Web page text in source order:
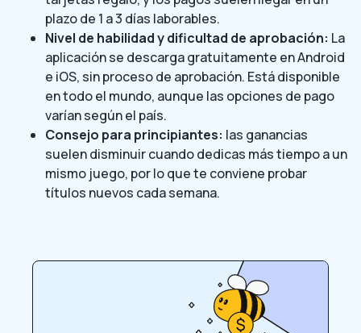
plazo de 1 a 3 días laborables.
Nivel de habilidad y dificultad de aprobación: La
aplicación se descarga gratuitamente en Android
e iOS, sin proceso de aprobación. Está disponible
en todo el mundo, aunque las opciones de pago
varían según el país.
Consejo para principiantes: las ganancias
suelen disminuir cuando dedicas más tiempo a un
mismo juego, por lo que te conviene probar
títulos nuevos cada semana.